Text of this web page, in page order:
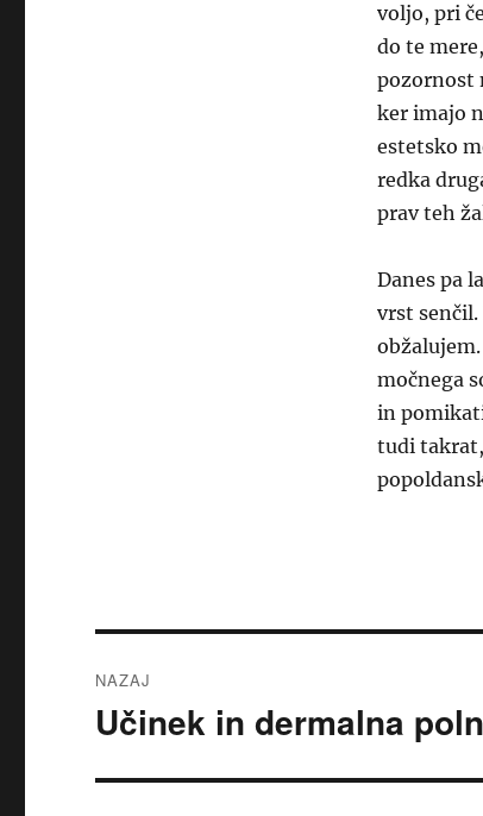
voljo, pri
do te
pozornost
ker imajo
estetsko
redka
prav teh
Danes pa
vrst
močnega
in
tudi
prispevka
NAZAJ
Prejšnji
Učinek in dermalna